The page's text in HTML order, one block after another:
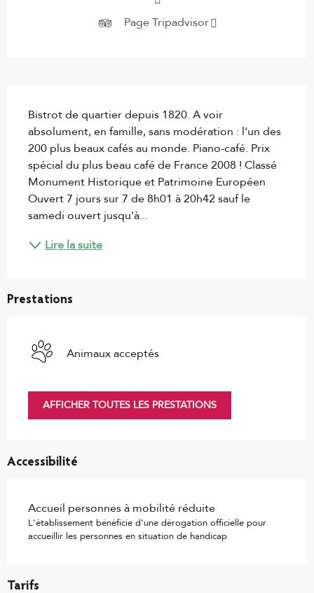
Page Tripadvisor
Bistrot de quartier depuis 1820. A voir
absolument, en famille, sans modération : l'un des
200 plus beaux cafés au monde. Piano-café. Prix
spécial du plus beau café de France 2008 ! Classé
Monument Historique et Patrimoine Européen
Ouvert 7 jours sur 7 de 8h01 à 20h42 sauf le
samedi ouvert jusqu'à...
Lire la suite
Prestations
Animaux acceptés
AFFICHER TOUTES LES PRESTATIONS
Accessibilité
Accueil personnes à mobilité réduite
L'établissement bénéficie d'une dérogation officielle pour
accueillir les personnes en situation de handicap
Tarifs